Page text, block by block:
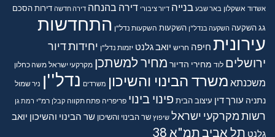
אשדוד אשקלון באר שבע בנייה דיור ציבורי דירה בהנחה דירה חדשה דירותהסכם
גגהשקעה השקעה בנדל"ן השקעות השקעות נדל"ן התחדשות
עירונית חיפה חריש יואב גלנט יזמות נדל"ן יחידות דיור
ירושלים לוד מחירי הדיור מחיר למשתכן מקרקעי ישראל משה כחלון
משכנתא משרד הבינוי והשיכון משרדים נדל''ן ניר שמול
נתניה עורך דין עיצוב הבית פינוי בינוי פריפריה פתח תקווה קבלן רמ"י רמת גן
רשות מקרקעי ישראל שיפוץ שר הבינוי והשיכון שר הבינוי והשיכון יואב
גלנט תל אביבתמ"א 38